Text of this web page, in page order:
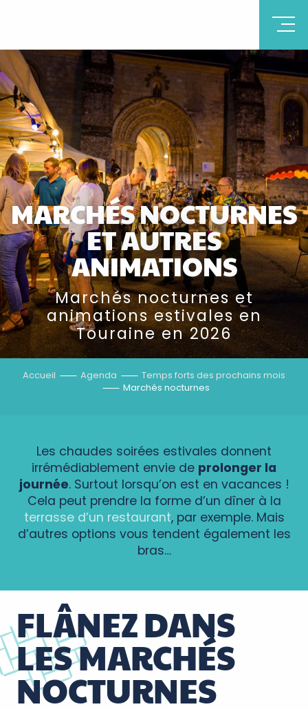
MARCHÉS NOCTURNES
ET AUTRES
ANIMATIONS
Marchés nocturnes et
animations estivales en
Touraine en 2026
Accueil Agenda
Temps forts des prochains mois
Marchés nocturnes
Les chaudes soirées estivales donnent
irrémédiablement envie de prolonger la
journée. Surtout lorsqu’on est en vacances !
Cela peut prendre la forme d’un dîner à la
terrasse d’un restaurant, par exemple. Mais
d’autres options vous tendent également les
bras…
FLÂNEZ DANS
LES MARCHÉS
NOCTURNES